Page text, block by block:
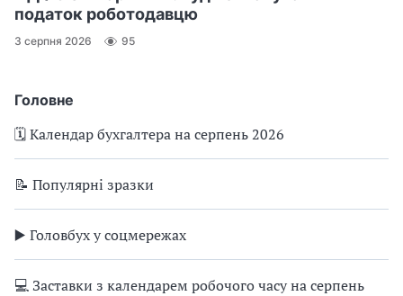
Головне
🗓️ Календар бухгалтера на серпень 2026
📝 Популярні зразки
▶️ Головбух у соцмережах
💻 Заставки з календарем робочого часу на серпень
податок роботодавцю
3 серпня 2026 95